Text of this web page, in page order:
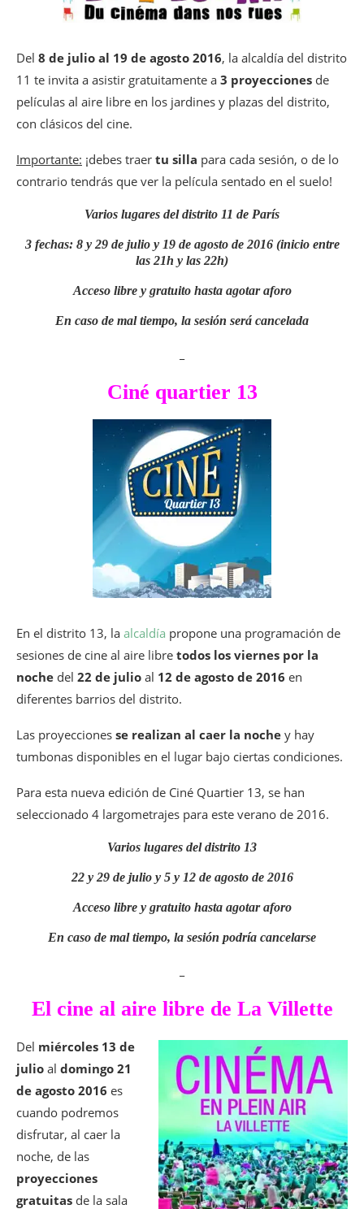
Del 8 de julio al 19 de agosto 2016, la alcaldía del distrito
11 te invita a asistir gratuitamente a 3 proyecciones de
películas al aire libre en los jardines y plazas del distrito,
con clásicos del cine.
Importante: ¡debes traer tu silla para cada sesión, o de lo
contrario tendrás que ver la película sentado en el suelo!
Varios lugares del distrito 11 de París
3 fechas: 8 y 29 de julio y 19 de agosto de 2016 (inicio entre
las 21h y las 22h)
Acceso libre y gratuito hasta agotar aforo
En caso de mal tiempo, la sesión será cancelada
Ciné quartier 13
En el distrito 13, la alcaldía propone una programación de
sesiones de cine al aire libre todos los viernes por la
noche del 22 de julio al 12 de agosto de 2016 en
diferentes barrios del distrito.
Las proyecciones se realizan al caer la noche y hay
tumbonas disponibles en el lugar bajo ciertas condiciones.
Para esta nueva edición de Ciné Quartier 13, se han
seleccionado 4 largometrajes para este verano de 2016.
Varios lugares del distrito 13
22 y 29 de julio y 5 y 12 de agosto de 2016
Acceso libre y gratuito hasta agotar aforo
En caso de mal tiempo, la sesión podría cancelarse
El cine al aire libre de La Villette
Del miércoles 13 de
julio al domingo 21
de agosto 2016 es
cuando podremos
disfrutar, al caer la
noche, de las
proyecciones
gratuitas de la sala